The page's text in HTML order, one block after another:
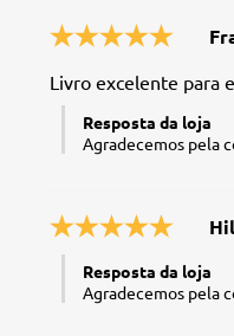
Livro excelente para
Resposta da loja
Agradecemos pela
Resposta da loja
Agradecemos pela